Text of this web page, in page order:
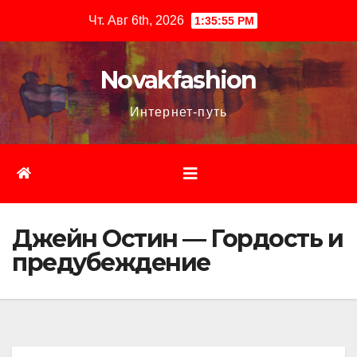
содержимому
Чт. Авг 6th, 2026 1:35:56 PM
Novakfashion
Интернет-путь
Джейн Остин — Гордость и
предубеждение